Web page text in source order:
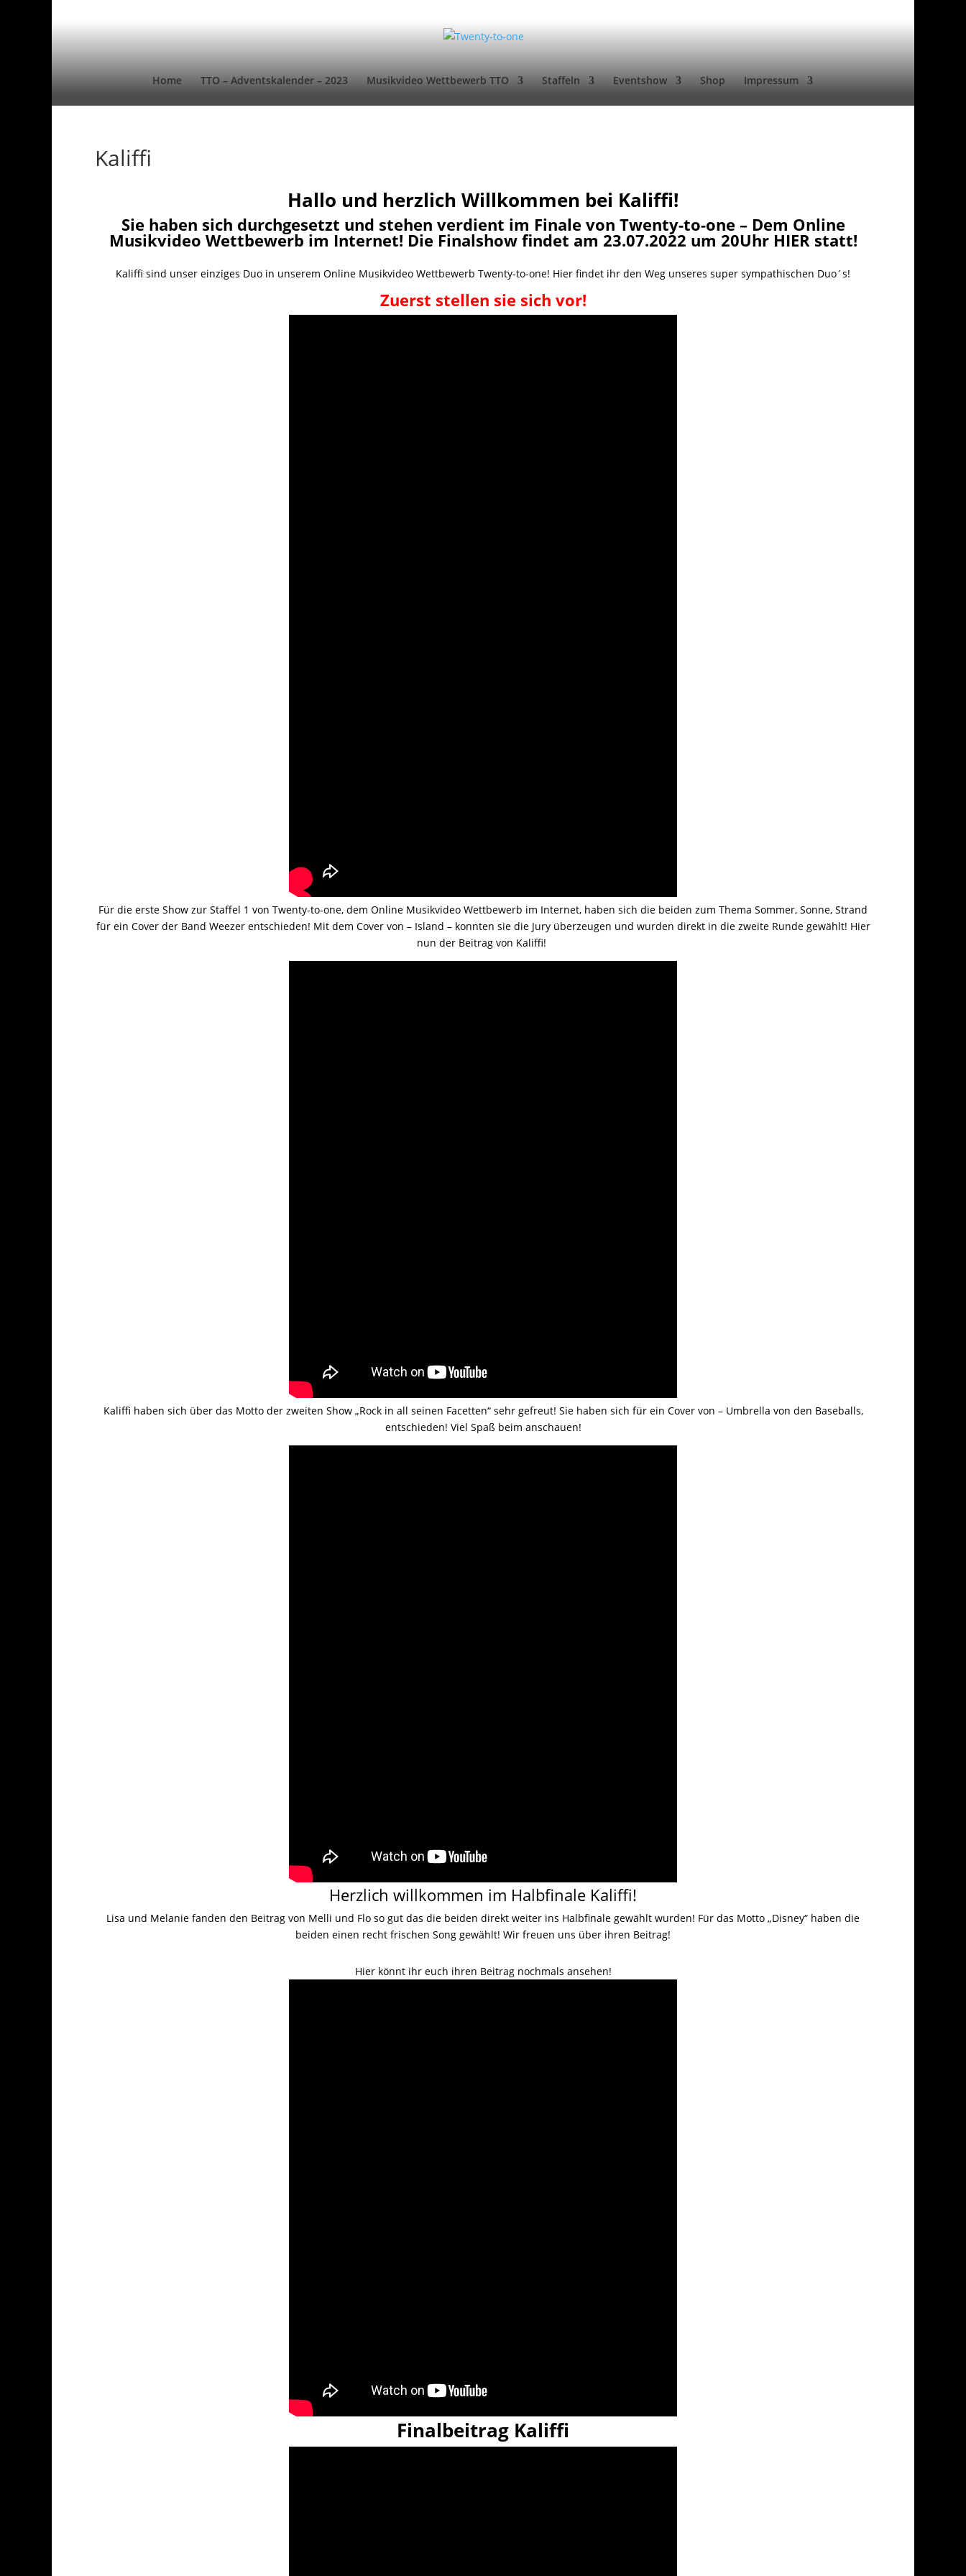
Home TTO – Adventskalender – 2023 Musikvideo Wettbewerb TTO Staffeln Eventshow Shop Impressum
Kaliffi
Hallo und herzlich Willkommen bei Kaliffi!
Sie haben sich durchgesetzt und stehen verdient im Finale von Twenty-to-one – Dem Online
Musikvideo Wettbewerb im Internet! Die Finalshow findet am 23.07.2022 um 20Uhr HIERstatt!
Kaliffi sind unser einziges Duo in unserem Online Musikvideo Wettbewerb Twenty-to-one! Hier findet ihr den Weg unseres super sympathischen Duo´s!
Zuerst stellen sie sich vor!
Für die erste Show zur Staffel 1 von Twenty-to-one, dem Online Musikvideo Wettbewerb im Internet, haben sich die beiden zum Thema Sommer, Sonne, Strand
für ein Cover der Band Weezer entschieden! Mit dem Cover von – Island – konnten sie die Jury überzeugen und wurden direkt in die zweite Runde gewählt! Hier
nun der Beitrag von Kaliffi!
Kaliffi haben sich über das Motto der zweiten Show „Rock in all seinen Facetten“ sehr gefreut! Sie haben sich für ein Cover von – Umbrella von den Baseballs,
entschieden! Viel Spaß beim anschauen!
Herzlich willkommen im Halbfinale Kaliffi!
Lisa und Melanie fanden den Beitrag von Melli und Flo so gut das die beiden direkt weiter ins Halbfinale gewählt wurden! Für das Motto „Disney“ haben die
beiden einen recht frischen Song gewählt! Wir freuen uns über ihren Beitrag!
Hier könnt ihr euch ihren Beitrag nochmals ansehen!
Finalbeitrag Kaliffi